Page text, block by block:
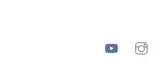
YouTube